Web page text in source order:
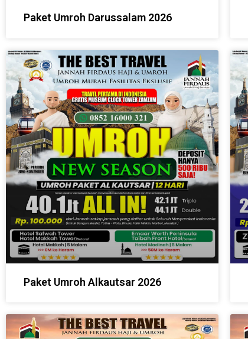
Paket Umroh Darussalam 2026
Paket Umroh Alkautsar 2026